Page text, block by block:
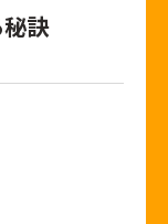
訣